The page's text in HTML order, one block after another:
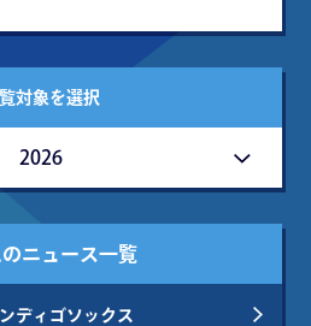
対象を選択
2026
ニュース一覧
ディゴソックス